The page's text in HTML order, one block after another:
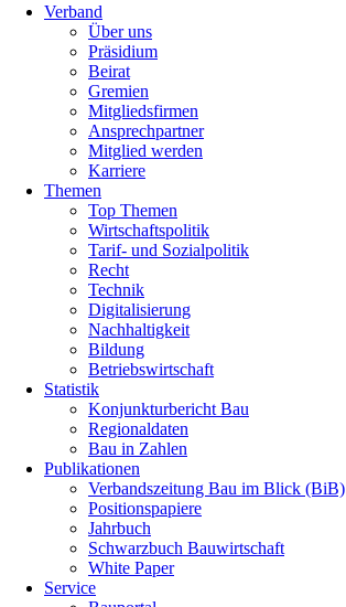
Verband
Über uns
Präsidium
Beirat
Gremien
Mitgliedsfirmen
Ansprechpartner
Mitglied werden
Karriere
Themen
Top Themen
Wirtschaftspolitik
Tarif- und Sozialpolitik
Recht
Technik
Digitalisierung
Nachhaltigkeit
Bildung
Betriebswirtschaft
Statistik
Konjunkturbericht Bau
Regionaldaten
Bau in Zahlen
Publikationen
Verbandszeitung Bau im Blick (BiB)
Positionspapiere
Jahrbuch
Schwarzbuch Bauwirtschaft
White Paper
Service